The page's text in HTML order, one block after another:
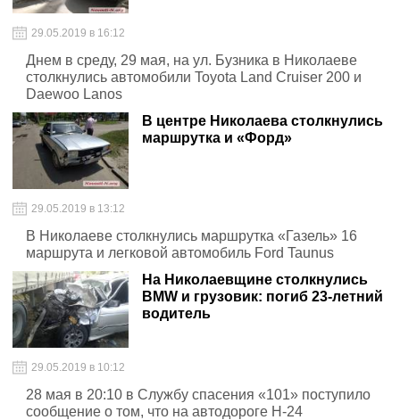
29.05.2019 в 16:12
Днем в среду, 29 мая, на ул. Бузника в Николаеве
столкнулись автомобили Toyota Land Cruiser 200 и
Daewoo Lanos
В центре Николаева столкнулись
маршрутка и «Форд»
29.05.2019 в 13:12
В Николаеве столкнулись маршрутка «Газель» 16
маршрута и легковой автомобиль Ford Taunus
На Николаевщине столкнулись
BMW и грузовик: погиб 23-летний
водитель
29.05.2019 в 10:12
28 мая в 20:10 в Службу спасения «101» поступило
сообщение о том, что на автодороге Н-24